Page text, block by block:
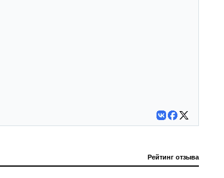
Рейтинг отзыва